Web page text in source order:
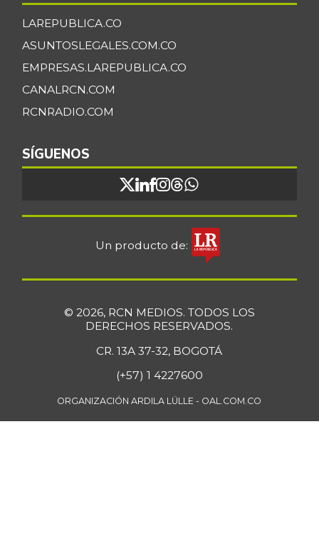
LAREPUBLICA.CO
ASUNTOSLEGALES.COM.CO
EMPRESAS.LAREPUBLICA.CO
CANALRCN.COM
RCNRADIO.COM
SÍGUENOS
Un producto de:
© 2026, RCN MEDIOS. TODOS LOS
DERECHOS RESERVADOS.
CR. 13A 37-32, BOGOTÁ
(+57) 1 4227600
ORGANIZACIÓN ARDILA LÜLLE - OAL.COM.CO